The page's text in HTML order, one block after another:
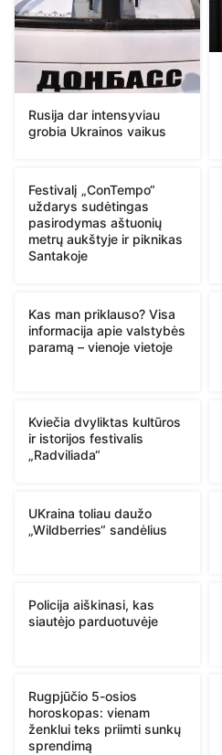
Rusija dar intensyviau
grobia Ukrainos vaikus
Festivalį „ConTempo“
uždarys sudėtingas
pasirodymas aštuonių
metrų aukštyje ir piknikas
Santakoje
Kas man priklauso? Visa
informacija apie valstybės
paramą – vienoje vietoje
Kviečia dvyliktas kultūros
ir istorijos festivalis
„Radviliada“
UKraina toliau daužo
„Wildberries“ sandėlius
Policija aiškinasi, kas
siautėjo parduotuvėje
Rugpjūčio 5-osios
horoskopas: vienam
ženklui teks priimti sunkų
sprendimą